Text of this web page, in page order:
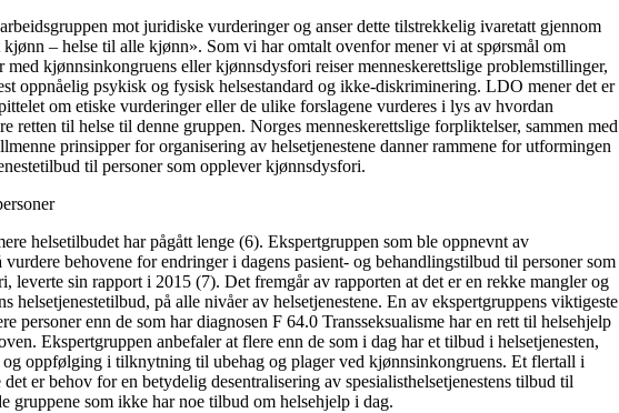
mot juridiske vurderinger og anser dette tilstrekkelig ivaretatt gjennom
– helse til alle kjønn». Som vi har omtalt ovenfor mener vi at spørsmål om
med kjønnsinkongruens eller kjønnsdysfori reiser menneskerettslige problemstillinger,
oppnåelig psykisk og fysisk helsestandard og ikke-diskriminering. LDO mener det er
om etiske vurderinger eller de ulike forslagene vurderes i lys av hvordan
retten til helse til denne gruppen. Norges menneskerettslige forpliktelser, sammen med
prinsipper for organisering av helsetjenestene danner rammene for utformingen
til personer som opplever kjønnsdysfori.
helsetilbudet har pågått lenge (6). Ekspertgruppen som ble oppnevnt av
behovene for endringer i dagens pasient- og behandlingstilbud til personer som
leverte sin rapport i 2015 (7). Det fremgår av rapporten at det er en rekke mangler og
helsetjenestetilbud, på alle nivåer av helsetjenestene. En av ekspertgruppens viktigeste
personer enn de som har diagnosen F 64.0 Transseksualisme har en rett til helsehjelp
Ekspertgruppen anbefaler at flere enn de som i dag har et tilbud i helsetjenesten,
oppfølging i tilknytning til ubehag og plager ved kjønnsinkongruens. Et flertall i
er behov for en betydelig desentralisering av spesialisthelsetjenestens tilbud til
gruppene som ikke har noe tilbud om helsehjelp i dag.